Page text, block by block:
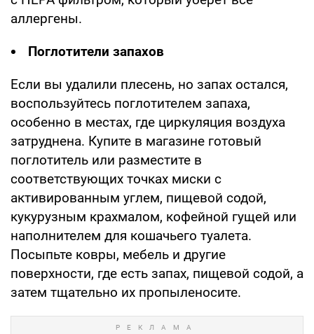
аллергены.
Поглотители запахов
Если вы удалили плесень, но запах остался,
воспользуйтесь поглотителем запаха,
особенно в местах, где циркуляция воздуха
затруднена. Купите в магазине готовый
поглотитель или разместите в
соответствующих точках миски с
активированным углем, пищевой содой,
кукурузным крахмалом, кофейной гущей или
наполнителем для кошачьего туалета.
Посыпьте ковры, мебель и другие
поверхности, где есть запах, пищевой содой, а
затем тщательно их пропыленосите.